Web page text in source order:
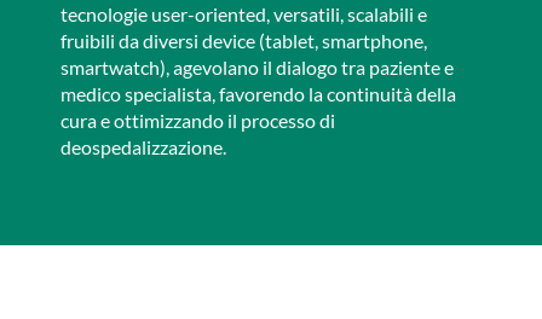
tecnologie user-oriented, versatili, scalabili e
fruibili da diversi device (tablet, smartphone,
smartwatch), agevolano il dialogo tra paziente e
medico specialista, favorendo la continuità della
cura e ottimizzando il processo di
deospedalizzazione.